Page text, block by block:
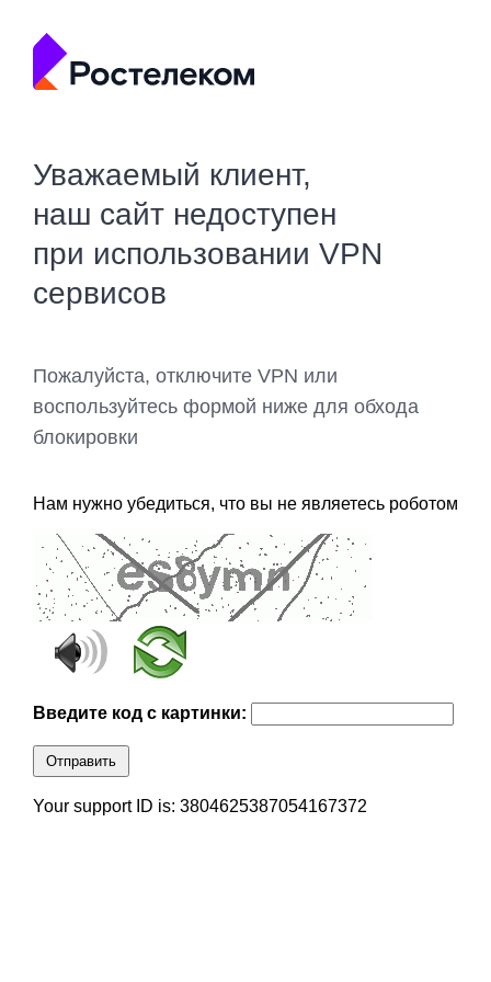
Уважаемый клиент,
наш сайт недоступен
при использовании VPN
сервисов
Пожалуйста, отключите VPN или
воспользуйтесь формой ниже для обхода
блокировки
Нам нужно убедиться, что вы не являетесь роботом
Введите код с картинки:
Отправить
Your support ID is: 3804625387054167372